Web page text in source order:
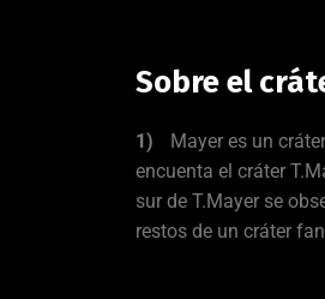
Sobre el
Mayer es un
encuenta el cráter
sur de T.Mayer se
restos de un cráter